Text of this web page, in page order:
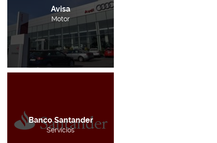
Avisa
Motor
Banco Santander
Servicios